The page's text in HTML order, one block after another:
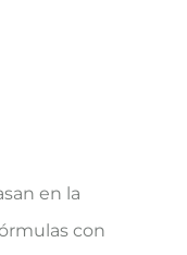
en la
con